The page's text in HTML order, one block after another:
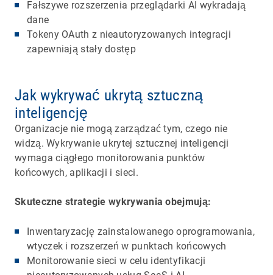
Fałszywe rozszerzenia przeglądarki AI wykradają
dane
Tokeny OAuth z nieautoryzowanych integracji
zapewniają stały dostęp
Jak wykrywać ukrytą sztuczną
inteligencję
Organizacje nie mogą zarządzać tym, czego nie
widzą. Wykrywanie ukrytej sztucznej inteligencji
wymaga ciągłego monitorowania punktów
końcowych, aplikacji i sieci.
Skuteczne strategie wykrywania obejmują:
Inwentaryzację zainstalowanego oprogramowania,
wtyczek i rozszerzeń w punktach końcowych
Monitorowanie sieci w celu identyfikacji